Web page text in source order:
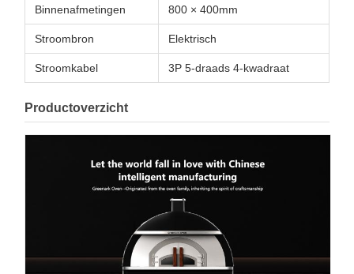
Binnenafmetingen 800 × 400mm
Stroombron Elektrisch
Stroomkabel 3P 5-draads 4-kwadraat
Productoverzicht